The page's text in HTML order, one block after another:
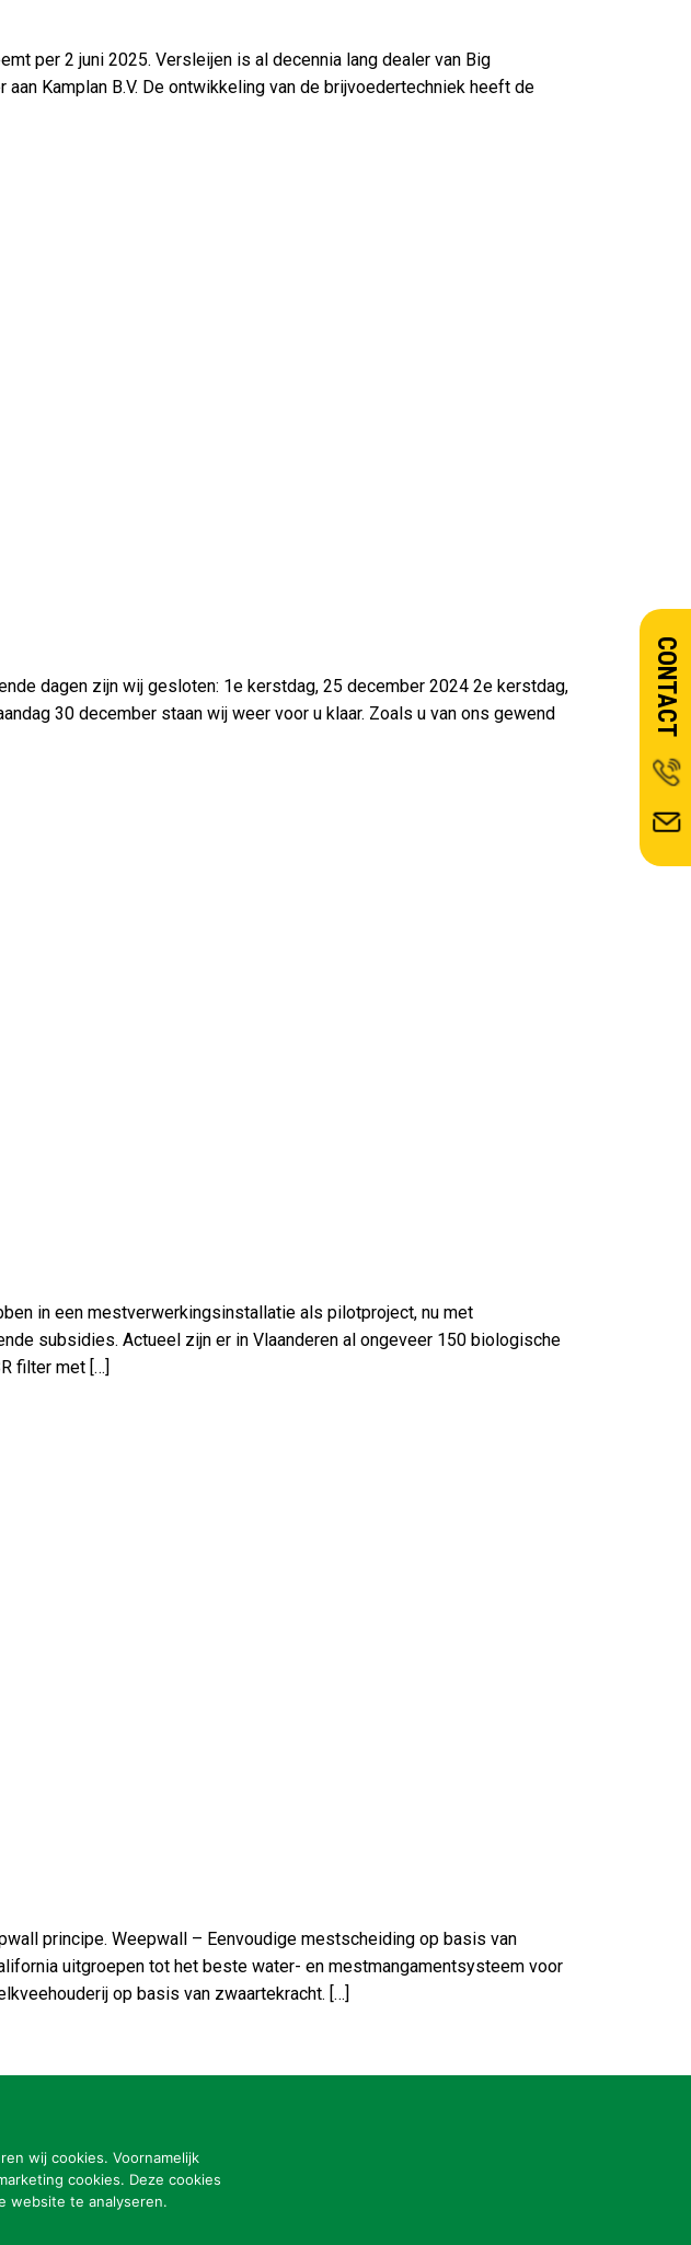
per 2 juni 2025. Versleijen is al decennia lang dealer van Big
Kamplan B.V. De ontwikkeling van de brijvoedertechniek heeft de
dagen zijn wij gesloten: 1e kerstdag, 25 december 2024 2e kerstdag,
30 december staan wij weer voor u klaar. Zoals u van ons gewend
in een mestverwerkingsinstallatie als pilotproject, nu met
subsidies. Actueel zijn er in Vlaanderen al ongeveer 150 biologische
filter met […]
principe. Weepwall – Eenvoudige mestscheiding op basis van
uitgroepen tot het beste water- en mestmangamentsysteem voor
op basis van zwaartekracht. […]
CONTACT
wij cookies. Voornamelijk
cookies. Deze cookies
website te analyseren.